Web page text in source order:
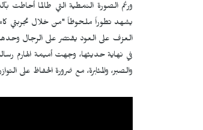
ورغم الصورة النمطية التي طالما أحاطت
يشهد تطوراً ملحوظاً "من خلال تجربتي
العزف على العود يقتصر على الرجال
في نهاية حديثها، وجهت أميمة الهارم
والصبر، والمثابرة، مع ضرورة الحفاظ على